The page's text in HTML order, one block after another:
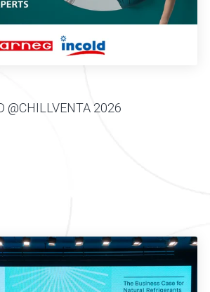
@CHILLVENTA 2026